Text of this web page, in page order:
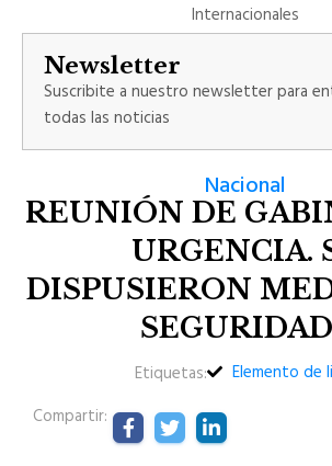
Nacional
REUNIÓN DE
URGENCIA.
DISPUSIERON
Etiquetas:
Elemento de
Compartir:
Internacionales
Newsletter
Suscribite a nuestro newsletter para
todas las noticias